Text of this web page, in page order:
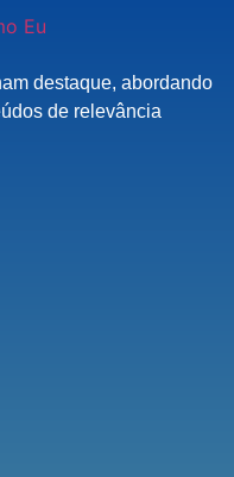
destaque, abordando
de relevância